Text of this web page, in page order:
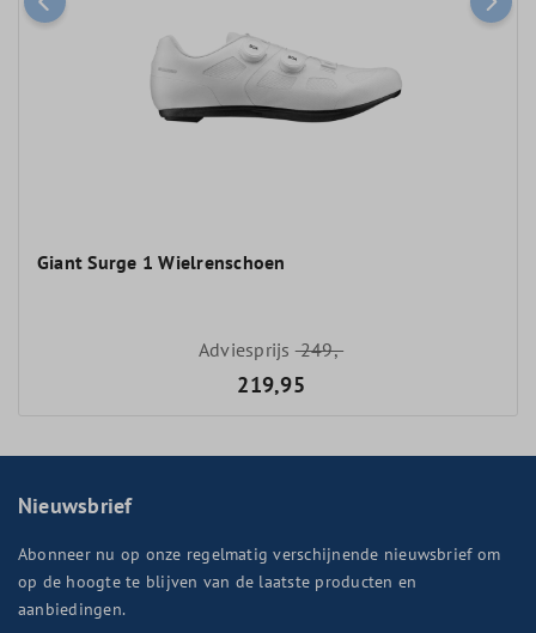
Giant Surge 1 Wielrenschoen
Adviesprijs249,-
219,95
Nieuwsbrief
Abonneer nu op onze regelmatig verschijnende nieuwsbrief om
op de hoogte te blijven van de laatste producten en
aanbiedingen.